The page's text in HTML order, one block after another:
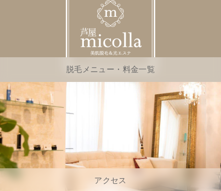
脱毛メニュー・料金一覧
アクセス